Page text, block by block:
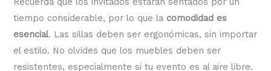
tiempo considerable, por lo que la comodidad es
esencial. Las sillas deben ser ergonómicas, sin importar
el estilo. No olvides que los muebles deben ser
resistentes, especialmente si tu evento es al aire libre.